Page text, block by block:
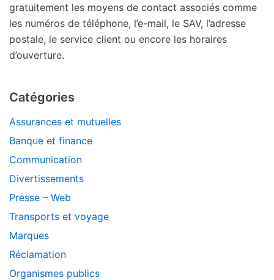
gratuitement les moyens de contact associés comme
les numéros de téléphone, l’e-mail, le SAV, l’adresse
postale, le service client ou encore les horaires
d’ouverture.
Catégories
Assurances et mutuelles
Banque et finance
Communication
Divertissements
Presse – Web
Transports et voyage
Marques
Réclamation
Organismes publics